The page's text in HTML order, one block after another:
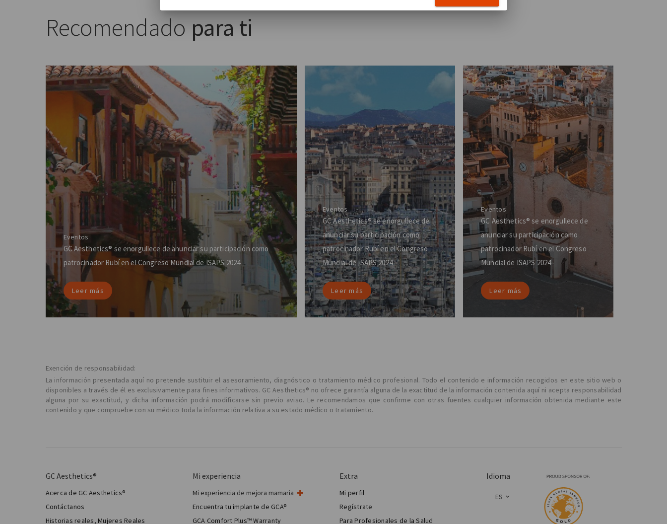
Recomendadopara ti
Eventos
GC Aesthetics® se enorgullece de anunciar su participación como
patrocinador Rubí en el Congreso Mundial de ISAPS 2024
Leer más
Eventos
GC Aesthetics® se enorgullece de
anunciar su participación como
patrocinador Rubí en el Congreso
Mundial de ISAPS 2024
Leer más
Eventos
GC Aesthetics® se enorgullece de
anunciar su participación como
patrocinador Rubí en el Congreso
Mundial de ISAPS 2024
Leer más
Exención de responsabilidad:
La información presentada aquí no pretende sustituir el asesoramiento, diagnóstico o tratamiento médico profesional. Todo el contenido e información recogidos en este sitio web o
disponibles a través de él es exclusivamente para fines informativos. GC Aesthetics® no ofrece garantía alguna de la exactitud de la información contenida aquí ni acepta responsabilidad
alguna por su exactitud, y dicha información podrá modificarse sin previo aviso. Le recomendamos que confirme con otras fuentes cualquier información obtenida mediante este
contenido y que compruebe con su médico toda la información relativa a su estado médico o tratamiento.
GC Aesthetics®
Acerca de GC Aesthetics®
Contáctanos
Historias reales, Mujeres Reales
Mi experiencia
Mi experiencia de mejora mamaria
Mi cirugía de mama
Cirugía estética mamaria
Encuentra tu implante de GCA®
GCA Comfort Plus™ Warranty
Extra
Mi perfil
Regístrate
Para Profesionales de la Salud
Idioma
ES